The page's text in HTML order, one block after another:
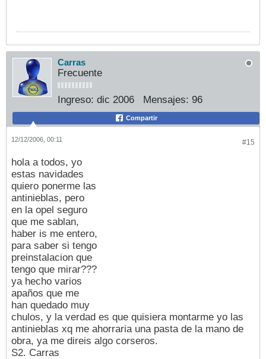
Carras
Frecuente
Ingreso: dic 2006 Mensajes: 96
Compartir
#15
12/12/2006, 00:11
hola a todos, yo
estas navidades
quiero ponerme las
antinieblas, pero
en la opel seguro
que me sablan,
haber is me entero,
para saber si tengo
preinstalacion que
tengo que mirar???
ya hecho varios
apaños que me
han quedado muy
chulos, y la verdad es que quisiera montarme yo las
antinieblas xq me ahorraria una pasta de la mano de
obra, ya me direis algo corseros.
S2. Carras